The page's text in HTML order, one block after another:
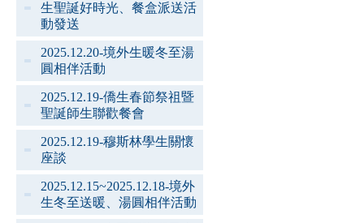
生聖誕好時光、餐盒派送活
動發送
2025.12.20-境外生暖冬至湯
圓相伴活動
2025.12.19-僑生春節祭祖暨
聖誕師生聯歡餐會
2025.12.19-穆斯林學生關懷
座談
2025.12.15~2025.12.18-境外
生冬至送暖、湯圓相伴活動